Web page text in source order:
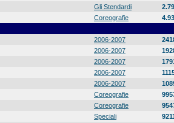
Gli Stendardi 2.79
Coreografie 4.93
2006-2007
2006-2007
2006-2007
2006-2007
2006-2007
Coreografie
Coreografie
Speciali